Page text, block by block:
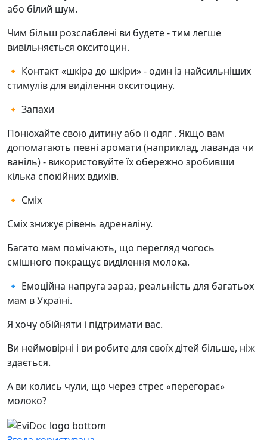
або білий шум.
Чим більш розслаблені ви будете - тим легше
вивільняється окситоцин.
🔸 Контакт «шкіра до шкіри» - один із найсильніших
стимулів для виділення окситоцину.
🔸 Запахи
Понюхайте свою дитину або її одяг . Якщо вам
допомагають певні аромати (наприклад, лаванда чи
ваніль) - використовуйте їх обережно зробивши
кілька спокійних вдихів.
🔸 Сміх
Сміх знижує рівень адреналіну.
Багато мам помічають, що перегляд чогось
смішного покращує виділення молока.
🔹 Емоційна напруга зараз, реальність для багатьох
мам в Україні.
Я хочу обійняти і підтримати вас.
Ви неймовірні і ви робите для своїх дітей більше, ніж
здається.
А ви колись чули, що через стрес «перегорає»
молоко?